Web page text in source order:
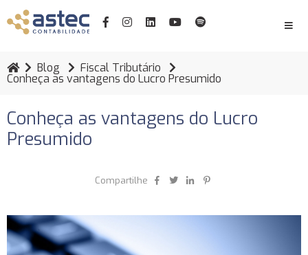
Blog Fiscal Tributário
Conheça as vantagens do Lucro Presumido
Conheça as vantagens do Lucro
Presumido
Compartilhe